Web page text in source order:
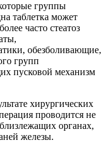
группы
таблетка может
часто стеатоз
обезболивающие,
групп
пусковой механизм
хирургических
проводится не
органах,
железы.